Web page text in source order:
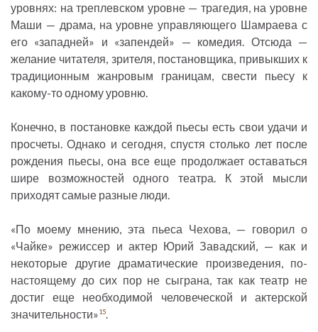
уровнях: на треплевском уровне — трагедия, на уровне
Маши — драма, на уровне управляющего Шамраева с
его «западней» и «запендей» — комедия. Отсюда —
желание читателя, зрителя, постановщика, привыкших к
традиционным жанровым границам, свести пьесу к
какому-то одному уровню.
Конечно, в постановке каждой пьесы есть свои удачи и
просчеты. Однако и сегодня, спустя столько лет после
рождения пьесы, она все еще продолжает оставаться
шире возможностей одного театра. К этой мысли
приходят самые разные люди.
«По моему мнению, эта пьеса Чехова, — говорил о
«Чайке» режиссер и актер Юрий Завадский, — как и
некоторые другие драматические произведения, по-
настоящему до сих пор не сыграна, так как театр не
достиг еще необходимой человеческой и актерской
значительности»15.